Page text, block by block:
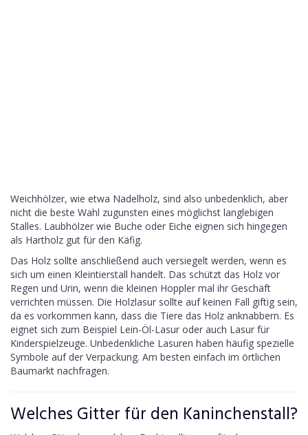
Weichhölzer, wie etwa Nadelholz, sind also unbedenklich, aber
nicht die beste Wahl zugunsten eines möglichst langlebigen
Stalles. Laubhölzer wie Buche oder Eiche eignen sich hingegen
als Hartholz gut für den Käfig.
Das Holz sollte anschließend auch versiegelt werden, wenn es
sich um einen Kleintierstall handelt. Das schützt das Holz vor
Regen und Urin, wenn die kleinen Hoppler mal ihr Geschäft
verrichten müssen. Die Holzlasur sollte auf keinen Fall giftig sein,
da es vorkommen kann, dass die Tiere das Holz anknabbern. Es
eignet sich zum Beispiel Lein-Öl-Lasur oder auch Lasur für
Kinderspielzeuge. Unbedenkliche Lasuren haben häufig spezielle
Symbole auf der Verpackung. Am besten einfach im örtlichen
Baumarkt nachfragen.
Welches Gitter für den Kaninchenstall?